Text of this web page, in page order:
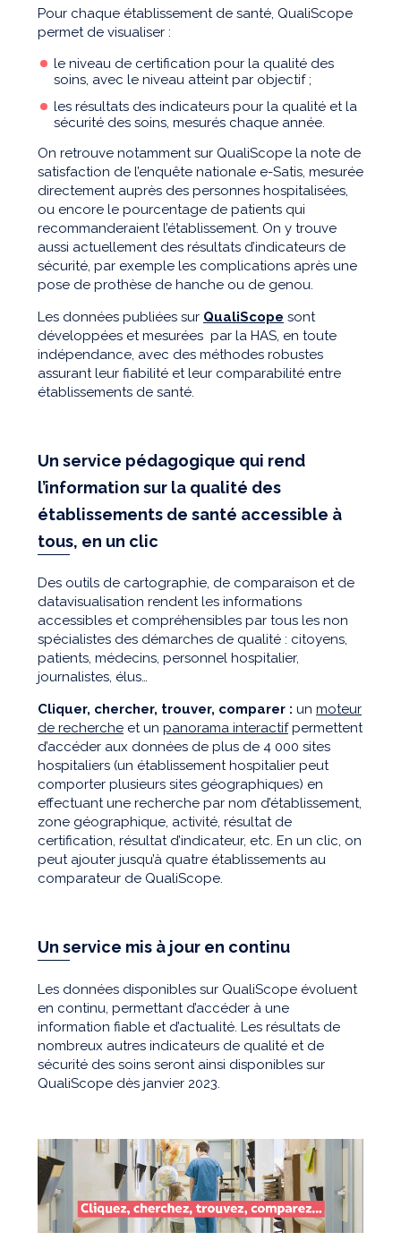
Pour chaque établissement de santé, QualiScope
permet de visualiser :
le niveau de certification pour la qualité des
soins, avec le niveau atteint par objectif ;
les résultats des indicateurs pour la qualité et la
sécurité des soins, mesurés chaque année.
On retrouve notamment sur QualiScope la note de
satisfaction de l’enquête nationale e-Satis, mesurée
directement auprès des personnes hospitalisées,
ou encore le pourcentage de patients qui
recommanderaient l’établissement. On y trouve
aussi actuellement des résultats d’indicateurs de
sécurité, par exemple les complications après une
pose de prothèse de hanche ou de genou.
Les données publiées sur QualiScope sont
développées et mesurées par la HAS, en toute
indépendance, avec des méthodes robustes
assurant leur fiabilité et leur comparabilité entre
établissements de santé.
Un service pédagogique qui rend
l’information sur la qualité des
établissements de santé accessible à
tous, en un clic
Des outils de cartographie, de comparaison et de
datavisualisation rendent les informations
accessibles et compréhensibles par tous les non
spécialistes des démarches de qualité : citoyens,
patients, médecins, personnel hospitalier,
journalistes, élus…
Cliquer, chercher, trouver, comparer : un moteur
de recherche et un panorama interactifpermettent
d’accéder aux données de plus de 4 000 sites
hospitaliers (un établissement hospitalier peut
comporter plusieurs sites géographiques) en
effectuant une recherche par nom d’établissement,
zone géographique, activité, résultat de
certification, résultat d’indicateur, etc. En un clic, on
peut ajouter jusqu’à quatre établissements au
comparateur de QualiScope.
Un service mis à jour en continu
Les données disponibles sur QualiScope évoluent
en continu, permettant d’accéder à une
information fiable et d’actualité. Les résultats de
nombreux autres indicateurs de qualité et de
sécurité des soins seront ainsi disponibles sur
QualiScope dès janvier 2023.